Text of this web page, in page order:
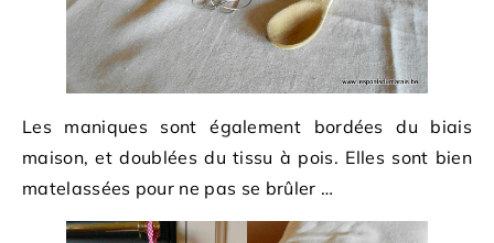
Les maniques sont également bordées du biais
maison, et doublées du tissu à pois. Elles sont bien
matelassées pour ne pas se brûler …